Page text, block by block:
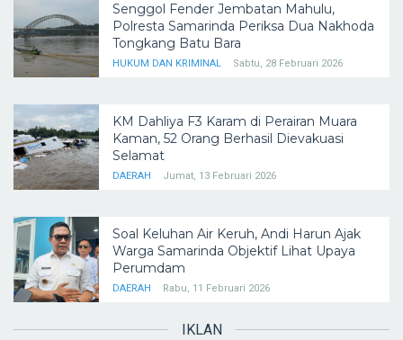
Senggol Fender Jembatan Mahulu,
Polresta Samarinda Periksa Dua Nakhoda
Tongkang Batu Bara
HUKUM DAN KRIMINAL Sabtu, 28 Februari 2026
KM Dahliya F3 Karam di Perairan Muara
Kaman, 52 Orang Berhasil Dievakuasi
Selamat
DAERAH Jumat, 13 Februari 2026
Soal Keluhan Air Keruh, Andi Harun Ajak
Warga Samarinda Objektif Lihat Upaya
Perumdam
DAERAH Rabu, 11 Februari 2026
IKLAN